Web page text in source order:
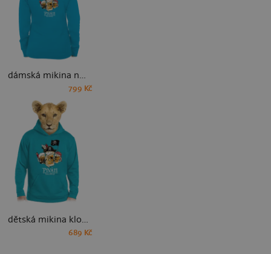
dámská mikina na zip
799 Kč
dětská mikina klokanka
689 Kč